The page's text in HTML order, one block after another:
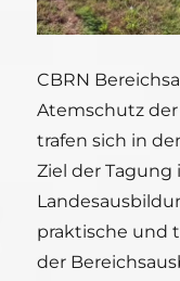
CBRN
Atemschutz
trafen sich in
Ziel der Tagung
praktische und
der